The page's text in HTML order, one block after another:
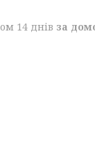
14 днів за